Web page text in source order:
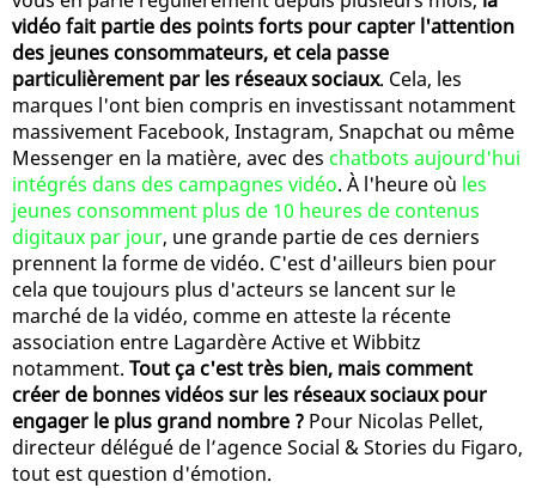
vidéo fait partie des points forts pour capter l'attention
des jeunes consommateurs, et cela passe
particulièrement par les réseaux sociaux. Cela, les
marques l'ont bien compris en investissant notamment
massivement Facebook, Instagram, Snapchat ou même
Messenger en la matière, avec des chatbots aujourd'hui
intégrés dans des campagnes vidéo. À l'heure où les
jeunes consomment plus de 10 heures de contenus
digitaux par jour, une grande partie de ces derniers
prennent la forme de vidéo. C'est d'ailleurs bien pour
cela que toujours plus d'acteurs se lancent sur le
marché de la vidéo, comme en atteste la récente
association entre Lagardère Active et Wibbitz
notamment. Tout ça c'est très bien, mais comment
créer de bonnes vidéos sur les réseaux sociaux pour
engager le plus grand nombre ? Pour Nicolas Pellet,
directeur délégué de l’agence Social & Stories du Figaro,
tout est question d'émotion.